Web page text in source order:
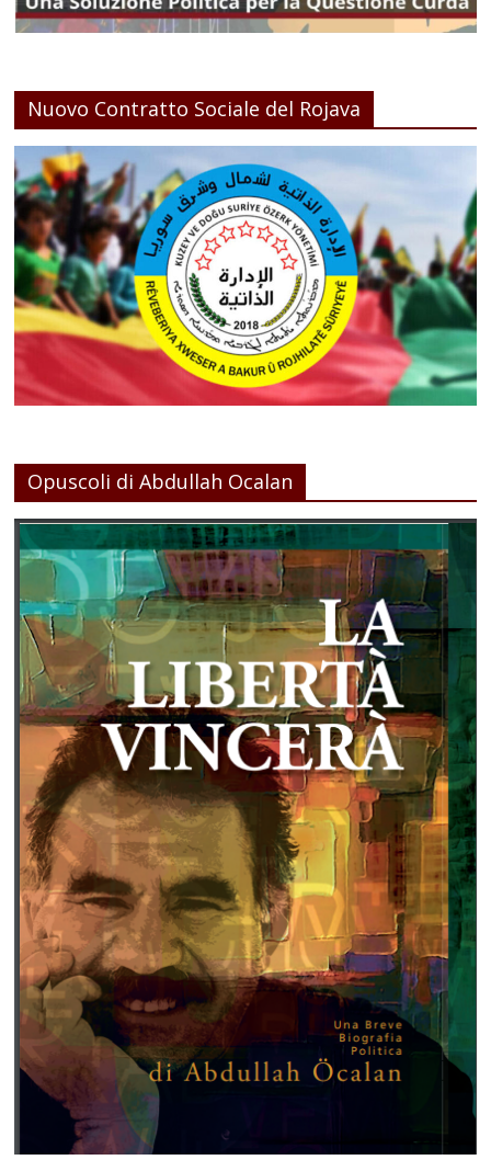
Nuovo Contratto Sociale del Rojava
Opuscoli di Abdullah Ocalan